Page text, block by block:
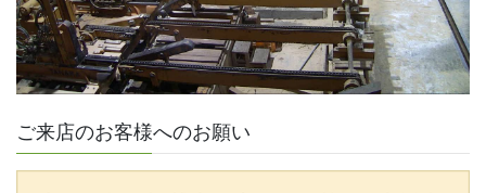
ご来店のお客様へのお願い